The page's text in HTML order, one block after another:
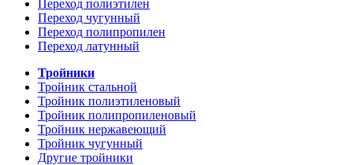
Переход полиэтилен
Переход чугунный
Переход полипропилен
Переход латунный
Тройники
Тройник стальной
Тройник полиэтиленовый
Тройник полипропиленовый
Тройник нержавеющий
Тройник чугунный
Другие тройники